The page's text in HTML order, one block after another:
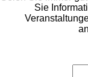
Sie